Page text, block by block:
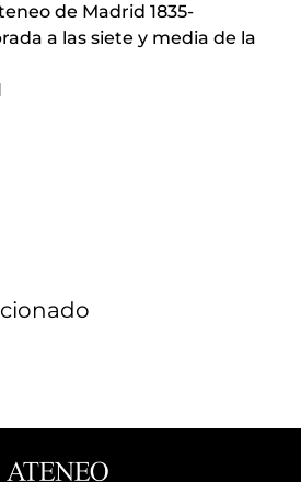
de Madrid 1835-
a las siete y media de la